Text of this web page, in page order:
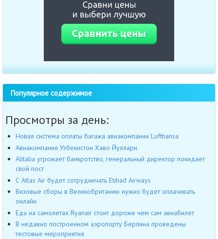
Популярное содержимое
Просмотры за день:
Новая система оплаты багажа авиакомпании Lufthansa
Авиакомпания Узбекистон Хаво Йуллари
Alitalia угрожает банкротство, генеральный директор покидает
свой пост
С Atlas Air будет сотрудничать Etihad Airways
Визовые сборы в Великобританию нужно будет оплачивать
онлайн
Еда на самолетах Ryanair стоит дороже чем сам авиабилет
В недавно построенном аэропорту Берлина проведены
тестовые мероприятия